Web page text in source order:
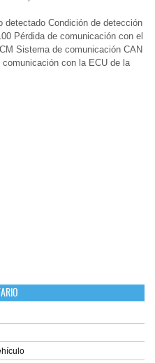
detectado Condición de detección
Pérdida de comunicación con el
Sistema de comunicación CAN
con la ECU de la